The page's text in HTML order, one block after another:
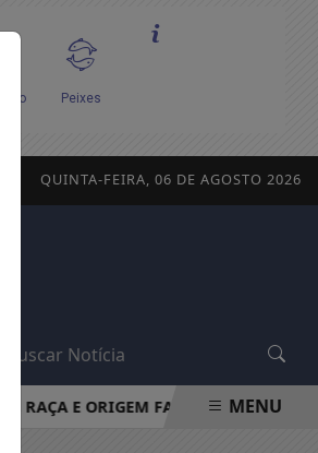
QUINTA-FEIRA, 06 DE AGOSTO 2026
RAÇA E ORIGEM FAMILIAR DEFINEM
MENU